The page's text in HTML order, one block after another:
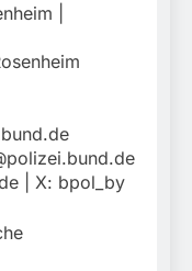
|
| X: bpol_by